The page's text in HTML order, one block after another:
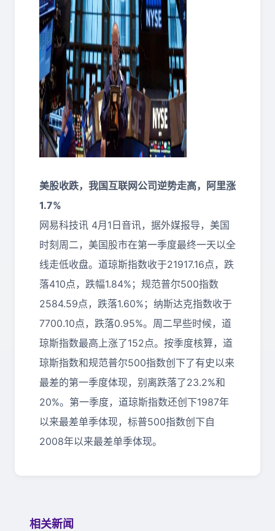
美股收跌，我国互联网公司逆势走高，阿里涨
1.7%
网易科技讯 4月1日音讯，据外媒报导，美国
时刻周二，美国股市在第一季度最终一天以全
线走低收盘。道琼斯指数收于21917.16点，跌
落410点，跌幅1.84%；规范普尔500指数
2584.59点，跌落1.60%；纳斯达克指数收于
7700.10点，跌落0.95%。周二早些时候，道
琼斯指数最高上涨了152点。按季度核算，道
琼斯指数和规范普尔500指数创下了有史以来
最差的第一季度体现，别离跌落了23.2%和
20%。第一季度，道琼斯指数还创下1987年
以来最差单季体现，标普500指数创下自
2008年以来最差单季体现。
相关新闻